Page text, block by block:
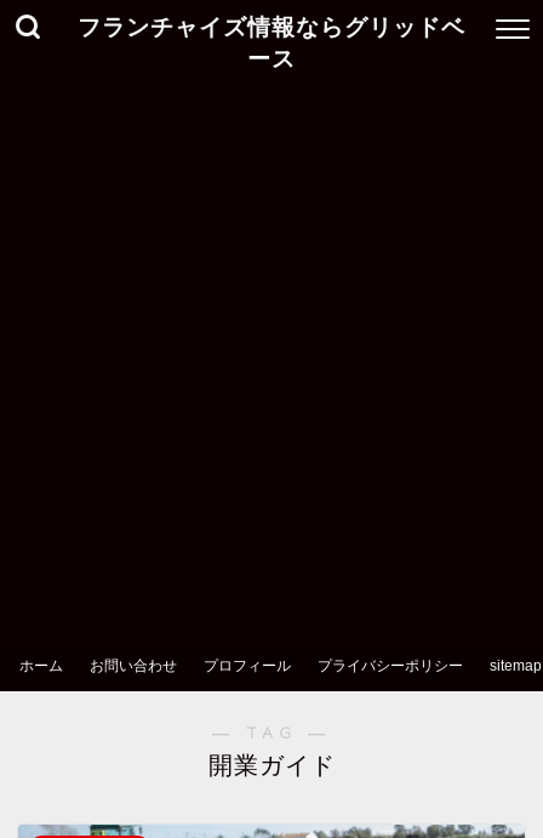
フランチャイズ情報ならグリッドベ
ース
ホーム お問い合わせ プロフィール プライバシーポリシー sitemap
― TAG ―
開業ガイド